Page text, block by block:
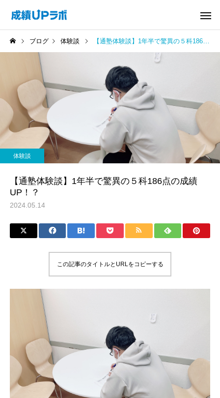
ブログ 体験談 【通塾体験談】1年半で驚異の５科186点の成績UP！？
体験談
【通塾体験談】1年半で驚異の５科186点の成績
UP！？
2024.05.14
この記事のタイトルとURLをコピーする